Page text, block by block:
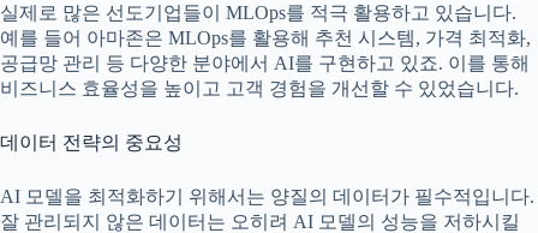
실제로 많은 선도기업들이 MLOps를 적극 활용하고 있습니다.
예를 들어 아마존은 MLOps를 활용해 추천 시스템, 가격 최적화,
공급망 관리 등 다양한 분야에서 AI를 구현하고 있죠. 이를 통해
비즈니스 효율성을 높이고 고객 경험을 개선할 수 있었습니다.
데이터 전략의 중요성
AI 모델을 최적화하기 위해서는 양질의 데이터가 필수적입니다.
잘 관리되지 않은 데이터는 오히려 AI 모델의 성능을 저하시킬